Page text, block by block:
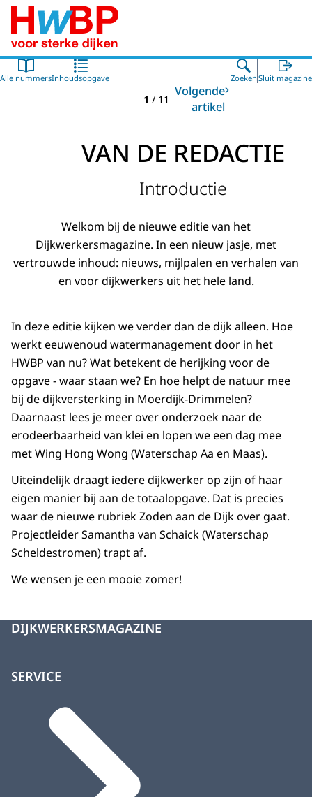
Naar de homepage van
Alle nummersInhoudsopgave Zoeken Sluit magazine
1 / 11
Volgende
artikel
VAN DE REDACTIE
Introductie
Welkom bij de nieuwe editie van het
Dijkwerkersmagazine. In een nieuw jasje, met
vertrouwde inhoud: nieuws, mijlpalen en verhalen van
en voor dijkwerkers uit het hele land.
In deze editie kijken we verder dan de dijk alleen. Hoe
werkt eeuwenoud watermanagement door in het
HWBP van nu? Wat betekent de herijking voor de
opgave - waar staan we? En hoe helpt de natuur mee
bij de dijkversterking in Moerdijk-Drimmelen?
Daarnaast lees je meer over onderzoek naar de
erodeerbaarheid van klei en lopen we een dag mee
met Wing Hong Wong (Waterschap Aa en Maas).
Uiteindelijk draagt iedere dijkwerker op zijn of haar
eigen manier bij aan de totaalopgave. Dat is precies
waar de nieuwe rubriek Zoden aan de Dijk over gaat.
Projectleider Samantha van Schaick (Waterschap
Scheldestromen) trapt af.
We wensen je een mooie zomer!
DIJKWERKERSMAGAZINE
SERVICE